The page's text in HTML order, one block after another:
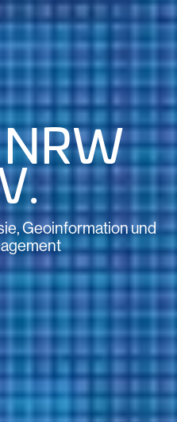
Geoinformation und